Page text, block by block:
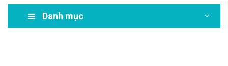
Danh mục